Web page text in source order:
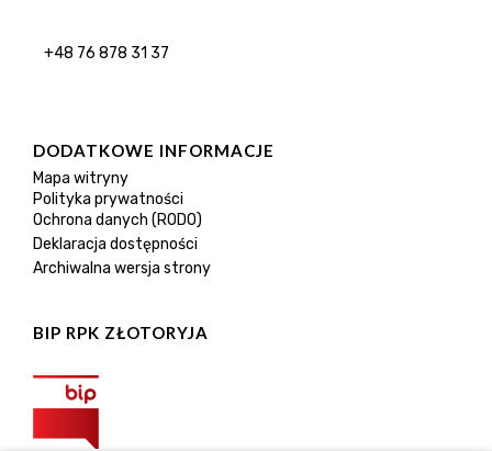
+48 76 878 31 37
DODATKOWE INFORMACJE
Mapa witryny
Polityka prywatności
Ochrona danych (RODO)
Deklaracja dostępności
Archiwalna wersja strony
BIP RPK ZŁOTORYJA